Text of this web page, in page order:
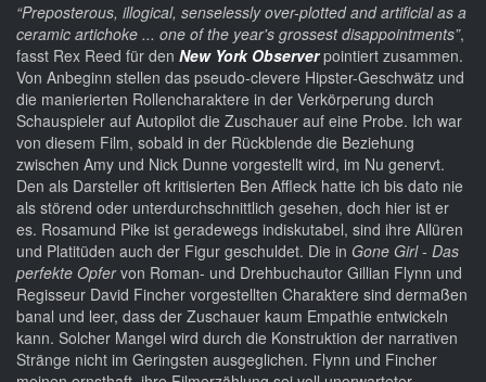
“Preposterous, illogical, senselessly over-plotted and artificial as a
ceramic artichoke ... one of the year's grossest disappointments”,
fasst Rex Reed für den New York Observer pointiert zusammen.
Von Anbeginn stellen das pseudo-clevere Hipster-Geschwätz und
die manierierten Rollencharaktere in der Verkörperung durch
Schauspieler auf Autopilot die Zuschauer auf eine Probe. Ich war
von diesem Film, sobald in der Rückblende die Beziehung
zwischen Amy und Nick Dunne vorgestellt wird, im Nu genervt.
Den als Darsteller oft kritisierten Ben Affleck hatte ich bis dato nie
als störend oder unterdurchschnittlich gesehen, doch hier ist er
es. Rosamund Pike ist geradewegs indiskutabel, sind ihre Allüren
und Platitüden auch der Figur geschuldet. Die in Gone Girl - Das
perfekte Opfervon Roman- und Drehbuchautor Gillian Flynn und
Regisseur David Fincher vorgestellten Charaktere sind dermaßen
banal und leer, dass der Zuschauer kaum Empathie entwickeln
kann. Solcher Mangel wird durch die Konstruktion der narrativen
Stränge nicht im Geringsten ausgeglichen. Flynn und Fincher